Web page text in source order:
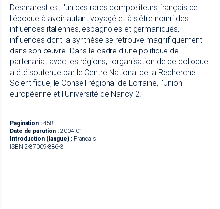
Desmarest est l'un des rares compositeurs français de
l'époque à avoir autant voyagé et à s'être nourri des
influences italiennes, espagnoles et germaniques,
influences dont la synthèse se retrouve magnifiquement
dans son œuvre. Dans le cadre d'une politique de
partenariat avec les régions, l'organisation de ce colloque
a été soutenue par le Centre National de la Recherche
Scientifique, le Conseil régional de Lorraine, l'Union
européenne et l'Université de Nancy 2.
Pagination : 458
Date de parution : 2004-01
Introduction (langue) : Français
ISBN 2-87009-886-3